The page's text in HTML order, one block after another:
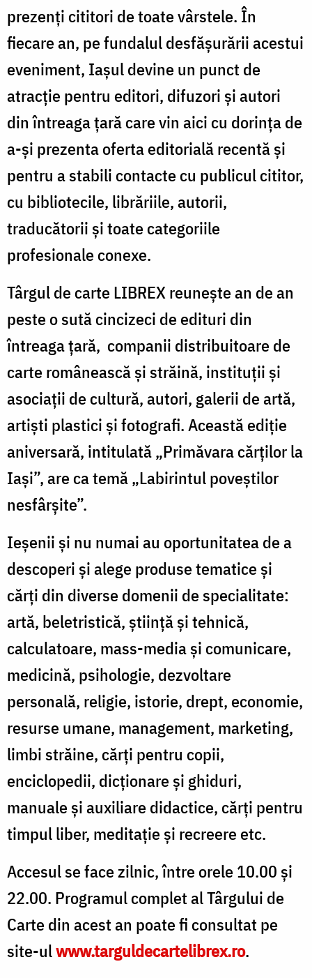
prezenţi cititori de toate vârstele. În
fiecare an, pe fundalul desfăşurării acestui
eveniment, Iaşul devine un punct de
atracţie pentru editori, difuzori şi autori
din întreaga ţară care vin aici cu dorinţa de
a-şi prezenta oferta editorială recentă şi
pentru a stabili contacte cu publicul cititor,
cu bibliotecile, librăriile, autorii,
traducătorii şi toate categoriile
profesionale conexe.
Târgul de carte LIBREX reuneşte an de an
peste o sută cincizeci de edituri din
întreaga ţară, companii distribuitoare de
carte românească şi străină, instituţii şi
asociaţii de cultură, autori, galerii de artă,
artişti plastici și fotografi. Această ediție
aniversară, intitulată „Primăvara cărților la
Iași”, are ca temă „Labirintul poveștilor
nesfârșite”.
Ieșenii și nu numai au oportunitatea de a
descoperi și alege produse tematice şi
cărţi din diverse domenii de specialitate:
artă, beletristică, ştiinţă şi tehnică,
calculatoare, mass-media şi comunicare,
medicină, psihologie, dezvoltare
personală, religie, istorie, drept, economie,
resurse umane, management, marketing,
limbi străine, cărţi pentru copii,
enciclopedii, dicţionare şi ghiduri,
manuale şi auxiliare didactice, cărţi pentru
timpul liber, meditaţie şi recreere etc.
Accesul se face zilnic, între orele 10.00 și
22.00. Programul complet al Târgului de
Carte din acest an poate fi consultat pe
site-ulwww.targuldecartelibrex.ro.